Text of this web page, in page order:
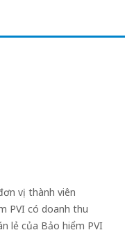
vị thành viên
PVI có doanh thu
lẻ của Bảo hiểm PVI